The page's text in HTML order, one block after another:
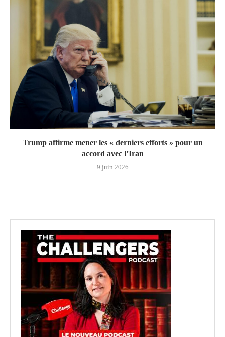
Trump affirme mener les « derniers efforts » pour un
accord avec l’Iran
9 juin 2026